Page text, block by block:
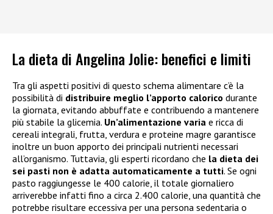
La dieta di Angelina Jolie: benefici e limiti
Tra gli aspetti positivi di questo schema alimentare c’è la
possibilità di distribuire meglio l’apporto calorico durante
la giornata, evitando abbuffate e contribuendo a mantenere
più stabile la glicemia. Un’alimentazione varia e ricca di
cereali integrali, frutta, verdura e proteine magre garantisce
inoltre un buon apporto dei principali nutrienti necessari
all’organismo. Tuttavia, gli esperti ricordano che la dieta dei
sei pasti non è adatta automaticamente a tutti. Se ogni
pasto raggiungesse le 400 calorie, il totale giornaliero
arriverebbe infatti fino a circa 2.400 calorie, una quantità che
potrebbe risultare eccessiva per una persona sedentaria o